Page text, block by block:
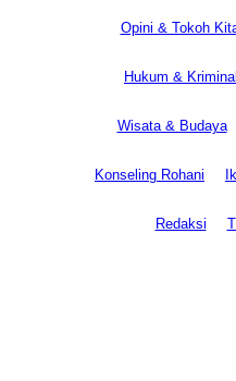
Opini & Tokoh
Hukum & Kriminal
Wisata & Budaya
Konseling Rohani
Redaksi